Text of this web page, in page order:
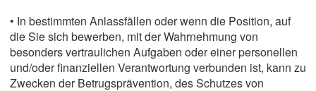
• In bestimmten Anlassfällen oder wenn die Position, auf
die Sie sich bewerben, mit der Wahrnehmung von
besonders vertraulichen Aufgaben oder einer personellen
und/oder finanziellen Verantwortung verbunden ist, kann zu
Zwecken der Betrugsprävention, des Schutzes von